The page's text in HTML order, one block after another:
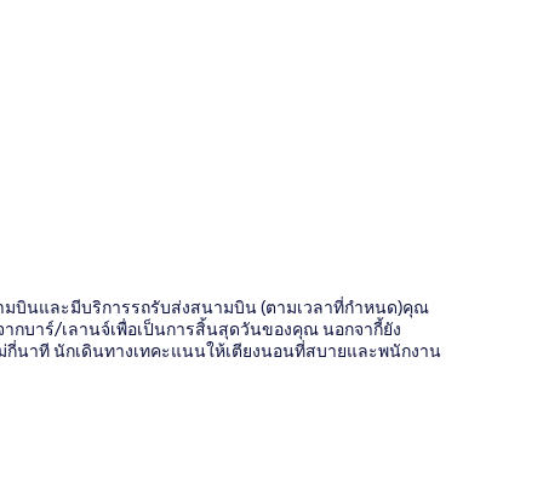
มบินและมีบริการรถรับส่งสนามบิน (ตามเวลาที่กำหนด)คุณ
กบาร์/เลานจ์เพื่อเป็นการสิ้นสุดวันของคุณ นอกจากี้ยัง
กี่นาที นักเดินทางเทคะแนนให้เตียงนอนที่สบายและพนักงาน